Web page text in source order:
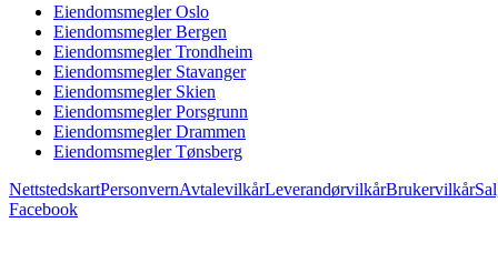
Eiendomsmegler Oslo
Eiendomsmegler Bergen
Eiendomsmegler Trondheim
Eiendomsmegler Stavanger
Eiendomsmegler Skien
Eiendomsmegler Porsgrunn
Eiendomsmegler Drammen
Eiendomsmegler Tønsberg
NettstedskartPersonvernAvtalevilkårLeverandørvilkårBrukervilkår
Facebook